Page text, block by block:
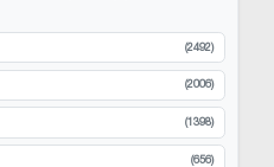
(2492)
(2006)
(1398)
(656)